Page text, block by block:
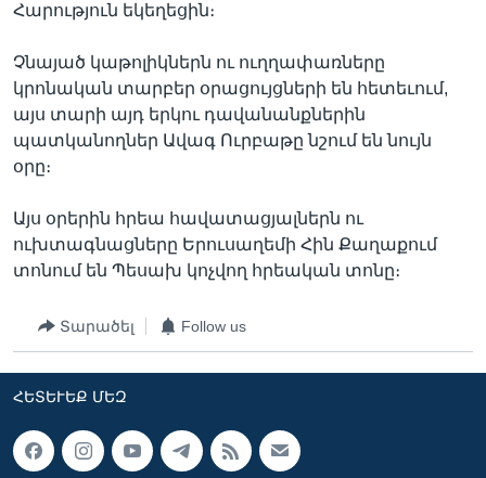
Լեզուներ
Հարություն եկեղեցին։
Չնայած կաթոլիկներն ու ուղղափառները
կրոնական տարբեր օրացույցների են հետեւում,
այս տարի այդ երկու դավանանքներին
պատկանողներ Ավագ Ուրբաթը նշում են նույն
օրը։
Այս օրերին հրեա հավատացյալներն ու
ուխտագնացները Երուսաղեմի Հին Քաղաքում
տոնում են Պեսախ կոչվող հրեական տոնը։
Տարածել Follow us
ՀԵՏԵՒԵՔ ՄԵԶ